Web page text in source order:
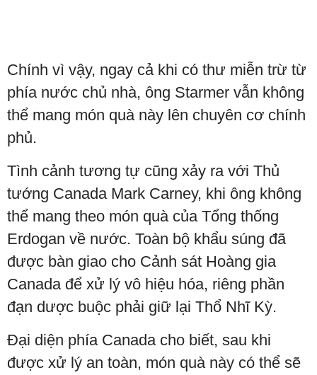
Chính vì vậy, ngay cả khi có thư miễn trừ từ
phía nước chủ nhà, ông Starmer vẫn không
thể mang món quà này lên chuyên cơ chính
phủ.
Tình cảnh tương tự cũng xảy ra với Thủ
tướng Canada Mark Carney, khi ông không
thể mang theo món quà của Tổng thống
Erdogan về nước. Toàn bộ khẩu súng đã
được bàn giao cho Cảnh sát Hoàng gia
Canada để xử lý vô hiệu hóa, riêng phần
đạn dược buộc phải giữ lại Thổ Nhĩ Kỳ.
Đại diện phía Canada cho biết, sau khi
được xử lý an toàn, món quà này có thể sẽ